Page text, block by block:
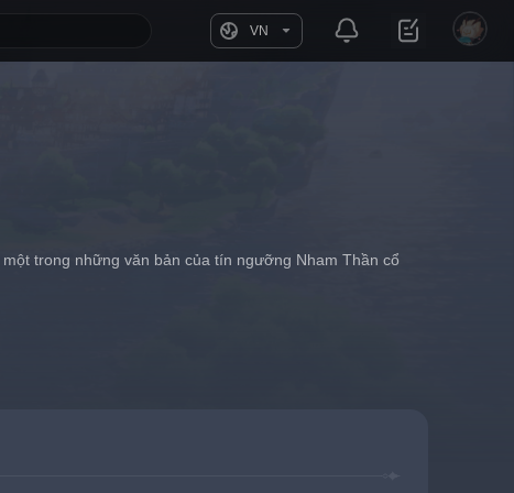
VN
trong những văn bản của tín ngưỡng Nham Thần cổ